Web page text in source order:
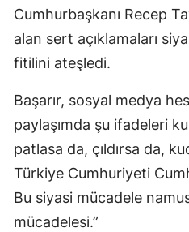
Cumhurbaşkanı Recep
alan sert açıklamaları
fitilini ateşledi.
Başarır, sosyal medya
paylaşımda şu ifadeleri
patlasa da, çıldırsa da,
Türkiye Cumhuriyeti
Bu siyasi mücadele
mücadelesi.”